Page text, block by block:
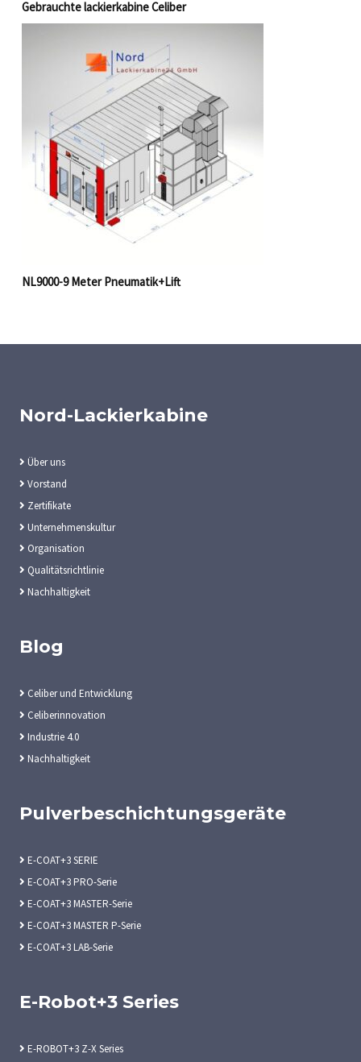
Gebrauchte lackierkabine Celiber
NL9000-9 Meter Pneumatik+Lift
Nord-Lackierkabine
Über uns
Vorstand
Zertifikate
Unternehmenskultur
Organisation
Qualitätsrichtlinie
Nachhaltigkeit
Blog
Celiber und Entwicklung
Celiberinnovation
Industrie 4.0
Nachhaltigkeit
Pulverbeschichtungsgeräte
E-COAT+3 SERIE
E-COAT+3 PRO-Serie
E-COAT+3 MASTER-Serie
E-COAT+3 MASTER P-Serie
E-COAT+3 LAB-Serie
E-Robot+3 Series
E-ROBOT+3 Z-X Series